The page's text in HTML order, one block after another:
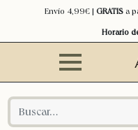
Envío 4,99€ | GRATISa
Horario